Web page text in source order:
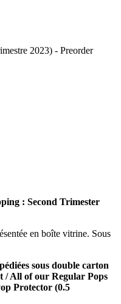
2023) - Preorder
: Second Trimester
en boîte vitrine. Sous
sous double carton
/ All of our Regular Pops
Protector (0.5